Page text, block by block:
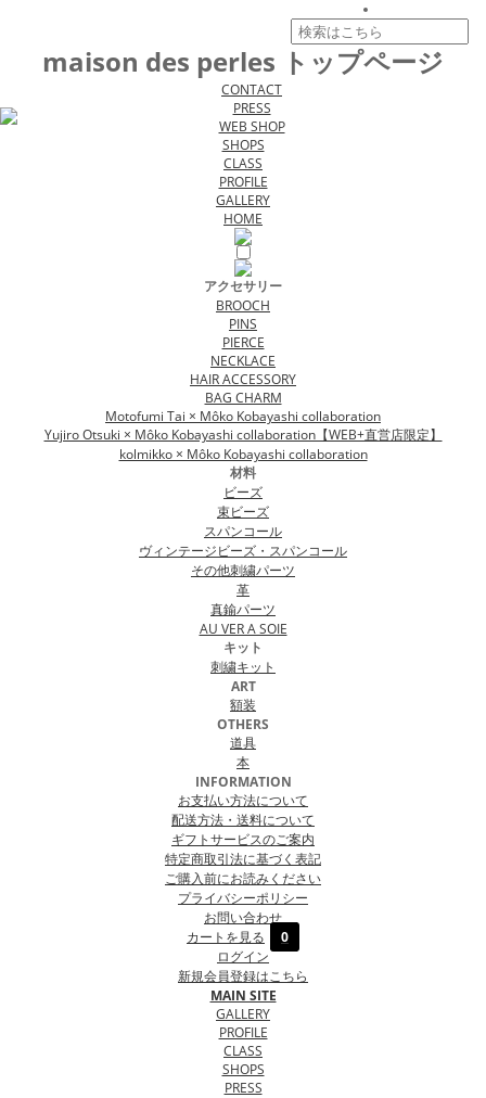
maison des perles トップページ
CONTACT
PRESS
WEB SHOP
SHOPS
CLASS
PROFILE
GALLERY
HOME
アクセサリー
BROOCH
PINS
PIERCE
NECKLACE
HAIR ACCESSORY
BAG CHARM
Motofumi Tai × Môko Kobayashi collaboration
Yujiro Otsuki × Môko Kobayashi collaboration【WEB+直営店限定】
kolmikko × Môko Kobayashi collaboration
材料
ビーズ
束ビーズ
スパンコール
ヴィンテージビーズ・スパンコール
その他刺繍パーツ
革
真鍮パーツ
AU VER A SOIE
キット
刺繍キット
ART
額装
OTHERS
道具
本
INFORMATION
お支払い方法について
配送方法・送料について
ギフトサービスのご案内
特定商取引法に基づく表記
ご購入前にお読みください
プライバシーポリシー
お問い合わせ
カートを見る
0
ログイン
新規会員登録はこちら
MAIN SITE
GALLERY
PROFILE
CLASS
SHOPS
PRESS